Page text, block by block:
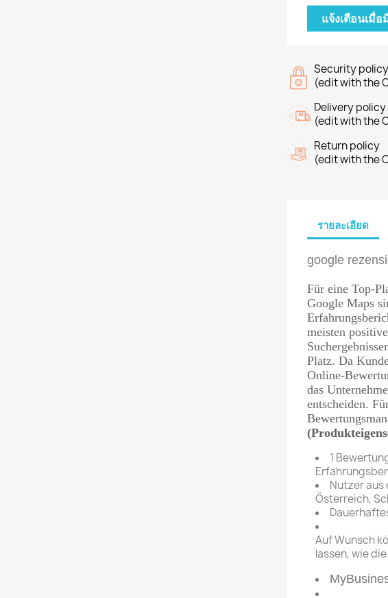
แจ้งเตือนเมื่
Security policy
(edit with the
Delivery policy
(edit with the
Return policy
(edit with the
รายละเอียด
google
Für eine Top-
Google Maps
meisten
Platz. Da
Online-
das
entscheiden.
1
Nutzer aus
Österreich,
Auf Wunsch
lassen, wie